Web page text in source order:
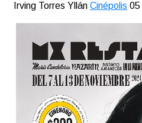
Irving Torres Yllán Cinépolis 05